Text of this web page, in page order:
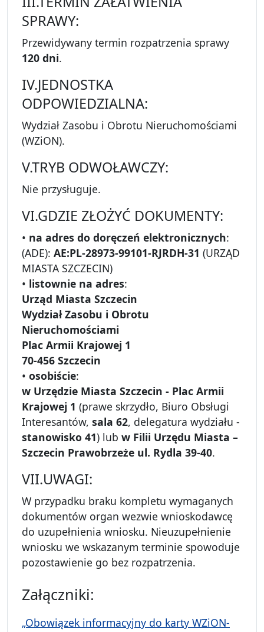
SPRAWY:
Przewidywany termin rozpatrzenia sprawy
120 dni.
IV.JEDNOSTKA
ODPOWIEDZIALNA:
Wydział Zasobu i Obrotu Nieruchomościami
(WZiON).
V.TRYB ODWOŁAWCZY:
Nie przysługuje.
VI.GDZIE ZŁOŻYĆ DOKUMENTY:
• na adres do doręczeń elektronicznych:
(ADE): AE:PL-28973-99101-RJRDH-31 (URZĄD
MIASTA SZCZECIN)
• listownie na adres:
Urząd Miasta Szczecin
Wydział Zasobu i Obrotu
Nieruchomościami
Plac Armii Krajowej 1
70-456 Szczecin
• osobiście:
w Urzędzie Miasta Szczecin - Plac Armii
Krajowej 1 (prawe skrzydło, Biuro Obsługi
Interesantów, sala 62, delegatura wydziału -
stanowisko 41) lub w Filii Urzędu Miasta –
Szczecin Prawobrzeże ul. Rydla 39-40.
VII.UWAGI:
W przypadku braku kompletu wymaganych
dokumentów organ wezwie wnioskodawcę
do uzupełnienia wniosku. Nieuzupełnienie
wniosku we wskazanym terminie spowoduje
pozostawienie go bez rozpatrzenia.
Załączniki:
„Obowiązek informacyjny do karty WZiON-